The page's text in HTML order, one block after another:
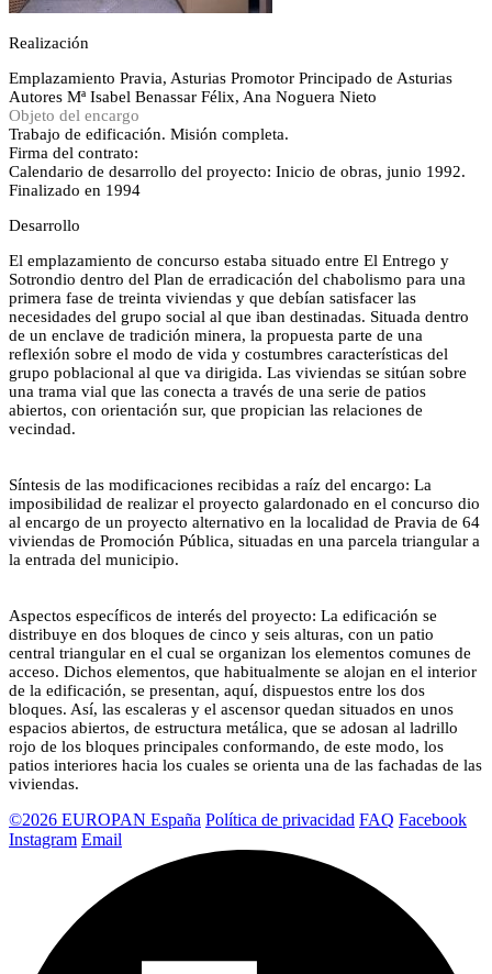
Realización
Emplazamiento Pravia, Asturias Promotor Principado de Asturias
Autores Mª Isabel Benassar Félix, Ana Noguera Nieto
Objeto del encargo
Trabajo de edificación. Misión completa.
Firma del contrato:
Calendario de desarrollo del proyecto: Inicio de obras, junio 1992.
Finalizado en 1994
Desarrollo
El emplazamiento de concurso estaba situado entre El Entrego y
Sotrondio dentro del Plan de erradicación del chabolismo para una
primera fase de treinta viviendas y que debían satisfacer las
necesidades del grupo social al que iban destinadas. Situada dentro
de un enclave de tradición minera, la propuesta parte de una
reflexión sobre el modo de vida y costumbres características del
grupo poblacional al que va dirigida. Las viviendas se sitúan sobre
una trama vial que las conecta a través de una serie de patios
abiertos, con orientación sur, que propician las relaciones de
vecindad.
Síntesis de las modificaciones recibidas a raíz del encargo: La
imposibilidad de realizar el proyecto galardonado en el concurso dio
al encargo de un proyecto alternativo en la localidad de Pravia de 64
viviendas de Promoción Pública, situadas en una parcela triangular a
la entrada del municipio.
Aspectos específicos de interés del proyecto: La edificación se
distribuye en dos bloques de cinco y seis alturas, con un patio
central triangular en el cual se organizan los elementos comunes de
acceso. Dichos elementos, que habitualmente se alojan en el interior
de la edificación, se presentan, aquí, dispuestos entre los dos
bloques. Así, las escaleras y el ascensor quedan situados en unos
espacios abiertos, de estructura metálica, que se adosan al ladrillo
rojo de los bloques principales conformando, de este modo, los
patios interiores hacia los cuales se orienta una de las fachadas de las
viviendas.
©2026 EUROPAN España Política de privacidad FAQ Facebook
Instagram Email